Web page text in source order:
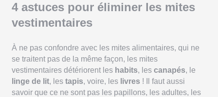
4 astuces pour éliminer les mites
vestimentaires
À ne pas confondre avec les mites alimentaires, qui ne
se traitent pas de la même façon, les mites
vestimentaires détériorent les habits, les canapés, le
linge de lit, les tapis, voire, les livres ! Il faut aussi
savoir que ce ne sont pas les papillons, les adultes, les